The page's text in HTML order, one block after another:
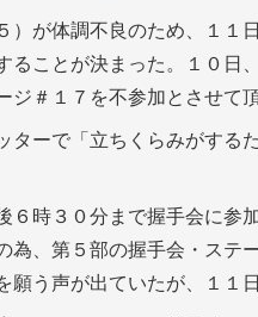
）が体調不良のため、１１
ることが決まった。１０日
ジ＃１７を不参加とさせて
ターで「立ちくらみがする
６時３０分まで握手会に参
、第５部の握手会・ステ
願う声が出ていたが、１１